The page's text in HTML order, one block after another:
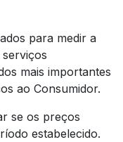
para medir a
mais importantes
ao Consumidor.
se os preços
estabelecido.